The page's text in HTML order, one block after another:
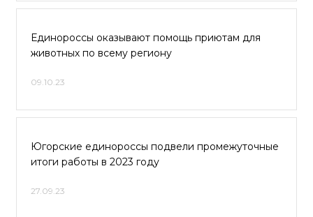
Единороссы оказывают помощь приютам для
животных по всему региону
09.10.23
Югорские единороссы подвели промежуточные
итоги работы в 2023 году
27.09.23